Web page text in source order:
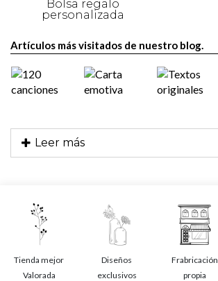
Bolsa regalo
personalizada
Artículos más visitados de nuestro blog.
Leer más
Tienda mejor
Valorada
Diseños
exclusivos
Frabricación
propia